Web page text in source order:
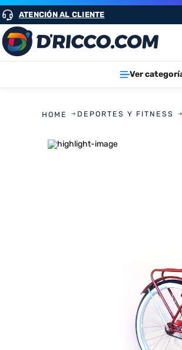
ATENCIÓN AL CLIENTE
Ver
DEPORTES Y FITNESS